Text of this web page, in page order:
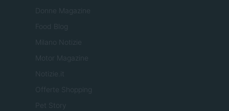
Donne Magazine
Food Blog
Milano Notizie
Motor Magazine
Notizie.it
Offerte Shopping
Pet Story